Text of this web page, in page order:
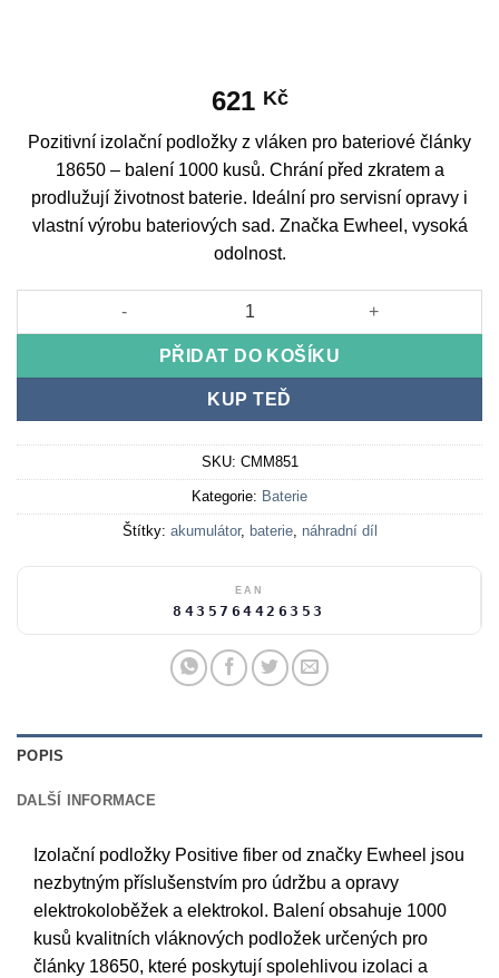
621 Kč
Pozitivní izolační podložky z vláken pro bateriové články
18650 – balení 1000 kusů. Chrání před zkratem a
prodlužují životnost baterie. Ideální pro servisní opravy i
vlastní výrobu bateriových sad. Značka Ewheel, vysoká
odolnost.
Pozitivní izolační podložka z vláken 18650 - 1000 ks množství
PŘIDAT DO KOŠÍKU
KUP TEĎ
SKU: CMM851
Kategorie: Baterie
Štítky: akumulátor, baterie, náhradní díl
EAN
8435764426353
POPIS
DALŠÍ INFORMACE
Izolační podložky Positive fiber od značky Ewheel jsou
nezbytným příslušenstvím pro údržbu a opravy
elektrokoloběžek a elektrokol. Balení obsahuje 1000
kusů kvalitních vláknových podložek určených pro
články 18650, které poskytují spolehlivou izolaci a